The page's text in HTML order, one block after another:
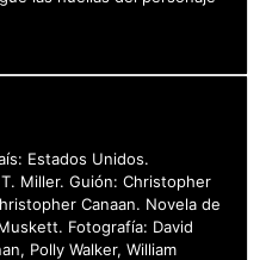
Estados Unidos.
Miller. Guión: Christopher
Canaan. Novela de
Fotografía: David
Polly Walker, William